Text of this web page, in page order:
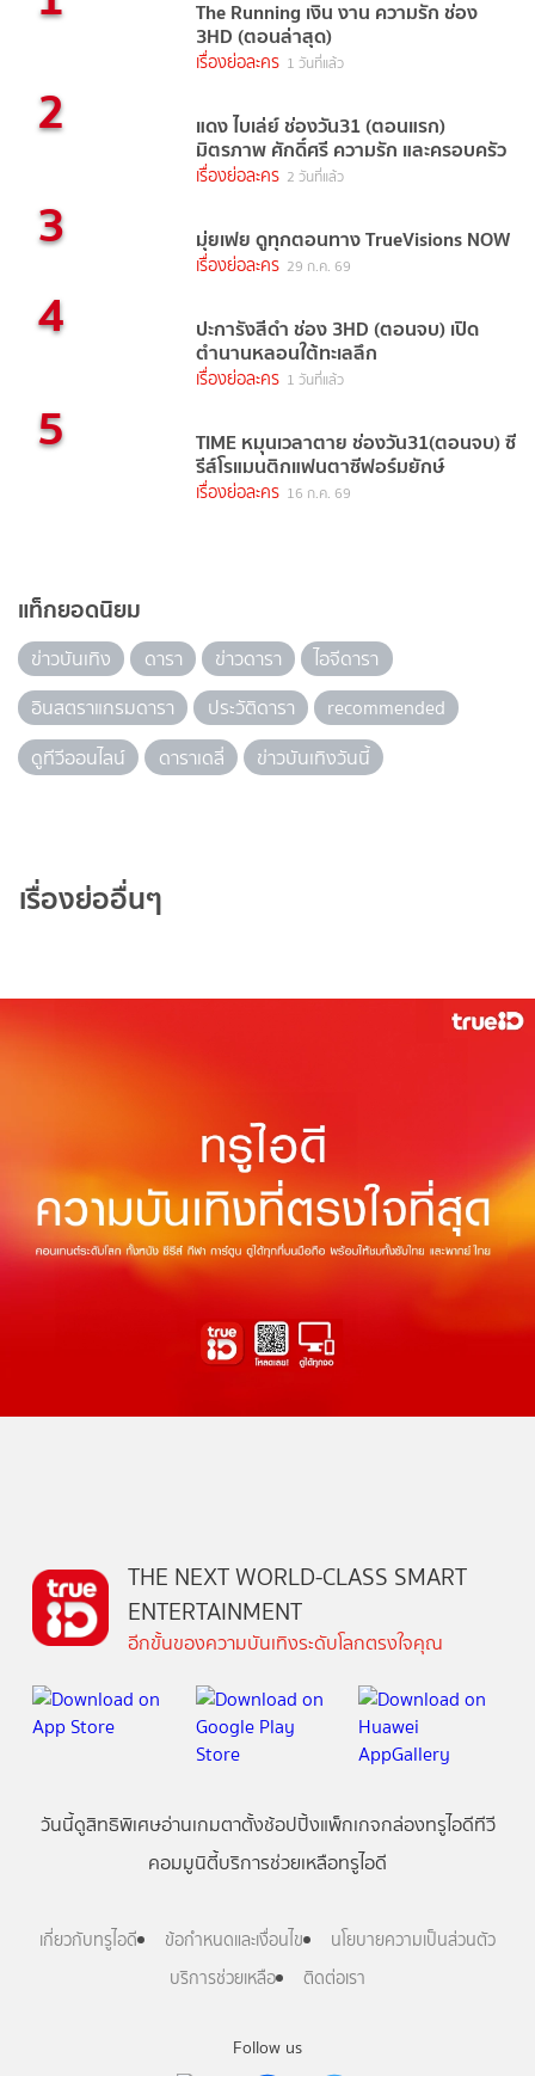
The Running เงิน งาน ความรัก ช่อง
3HD (ตอนล่าสุด)
เรื่องย่อละคร 1 วันที่แล้ว
2 แดง ไบเล่ย์ ช่องวัน31 (ตอนแรก)
มิตรภาพ ศักดิ์ศรี ความรัก และครอบครัว
เรื่องย่อละคร 2 วันที่แล้ว
3 มุ่ยเฟย ดูทุกตอนทาง TrueVisions NOW
เรื่องย่อละคร 29 ก.ค. 69
4 ปะการังสีดำ ช่อง 3HD (ตอนจบ) เปิด
ตำนานหลอนใต้ทะเลลึก
เรื่องย่อละคร 1 วันที่แล้ว
5 TIME หมุนเวลาตาย ช่องวัน31(ตอนจบ) ซี
รีส์โรแมนติกแฟนตาซีฟอร์มยักษ์
เรื่องย่อละคร 16 ก.ค. 69
แท็กยอดนิยม
ข่าวบันเทิง ดารา ข่าวดารา
ไอจีดารา
อินสตราแกรมดารา
ประวัติดารา
recommended
ดูทีวีออนไลน์
ดาราเดลี่ ข่าวบันเทิงวันนี้
เรื่องย่ออื่นๆ
Follow us
THE NEXT WORLD-CLASS SMART
ENTERTAINMENT
อีกขั้นของความบันเทิงระดับโลกตรงใจคุณ
วันนี้ดูสิทธิพิเศษอ่านเกมตาตั้งช้อปปิ้งแพ็กเกจกล่องทรูไอดีทีวี
คอมมูนิตี้บริการช่วยเหลือทรูไอดี
เกี่ยวกับทรูไอดี ข้อกำหนดและเงื่อนไข
นโยบายความเป็นส่วนตัว
บริการช่วยเหลือ
ติดต่อเรา